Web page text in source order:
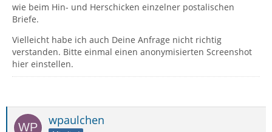
wie beim Hin- und Herschicken einzelner postalischen
Briefe.
Vielleicht habe ich auch Deine Anfrage nicht richtig
verstanden. Bitte einmal einen anonymisierten Screenshot
hier einstellen.
wpaulchen